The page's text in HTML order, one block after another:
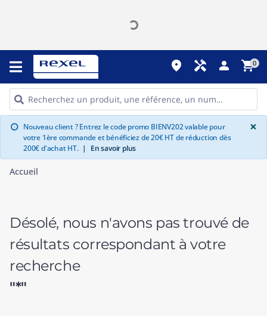
place handyman person shopping_cart0
info Nouveau client ? Entrez le code promo BIENV202 valable pour
votre 1ère commande et bénéficiez de 20€ HT de réduction dès
200€ d'achat HT. | En savoir plus
×
Accueil
Désolé, nous n'avons pas trouvé de
résultats correspondant à votre
recherche
"*"